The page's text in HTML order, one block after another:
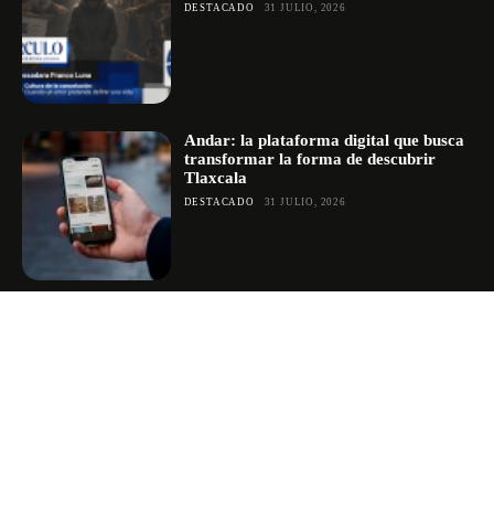
DESTACADO 31 JULIO, 2026
Andar: la plataforma digital que busca
transformar la forma de descubrir
Tlaxcala
DESTACADO 31 JULIO, 2026